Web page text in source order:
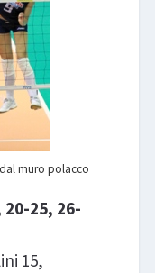
muro polacco
20-25, 26-
15,